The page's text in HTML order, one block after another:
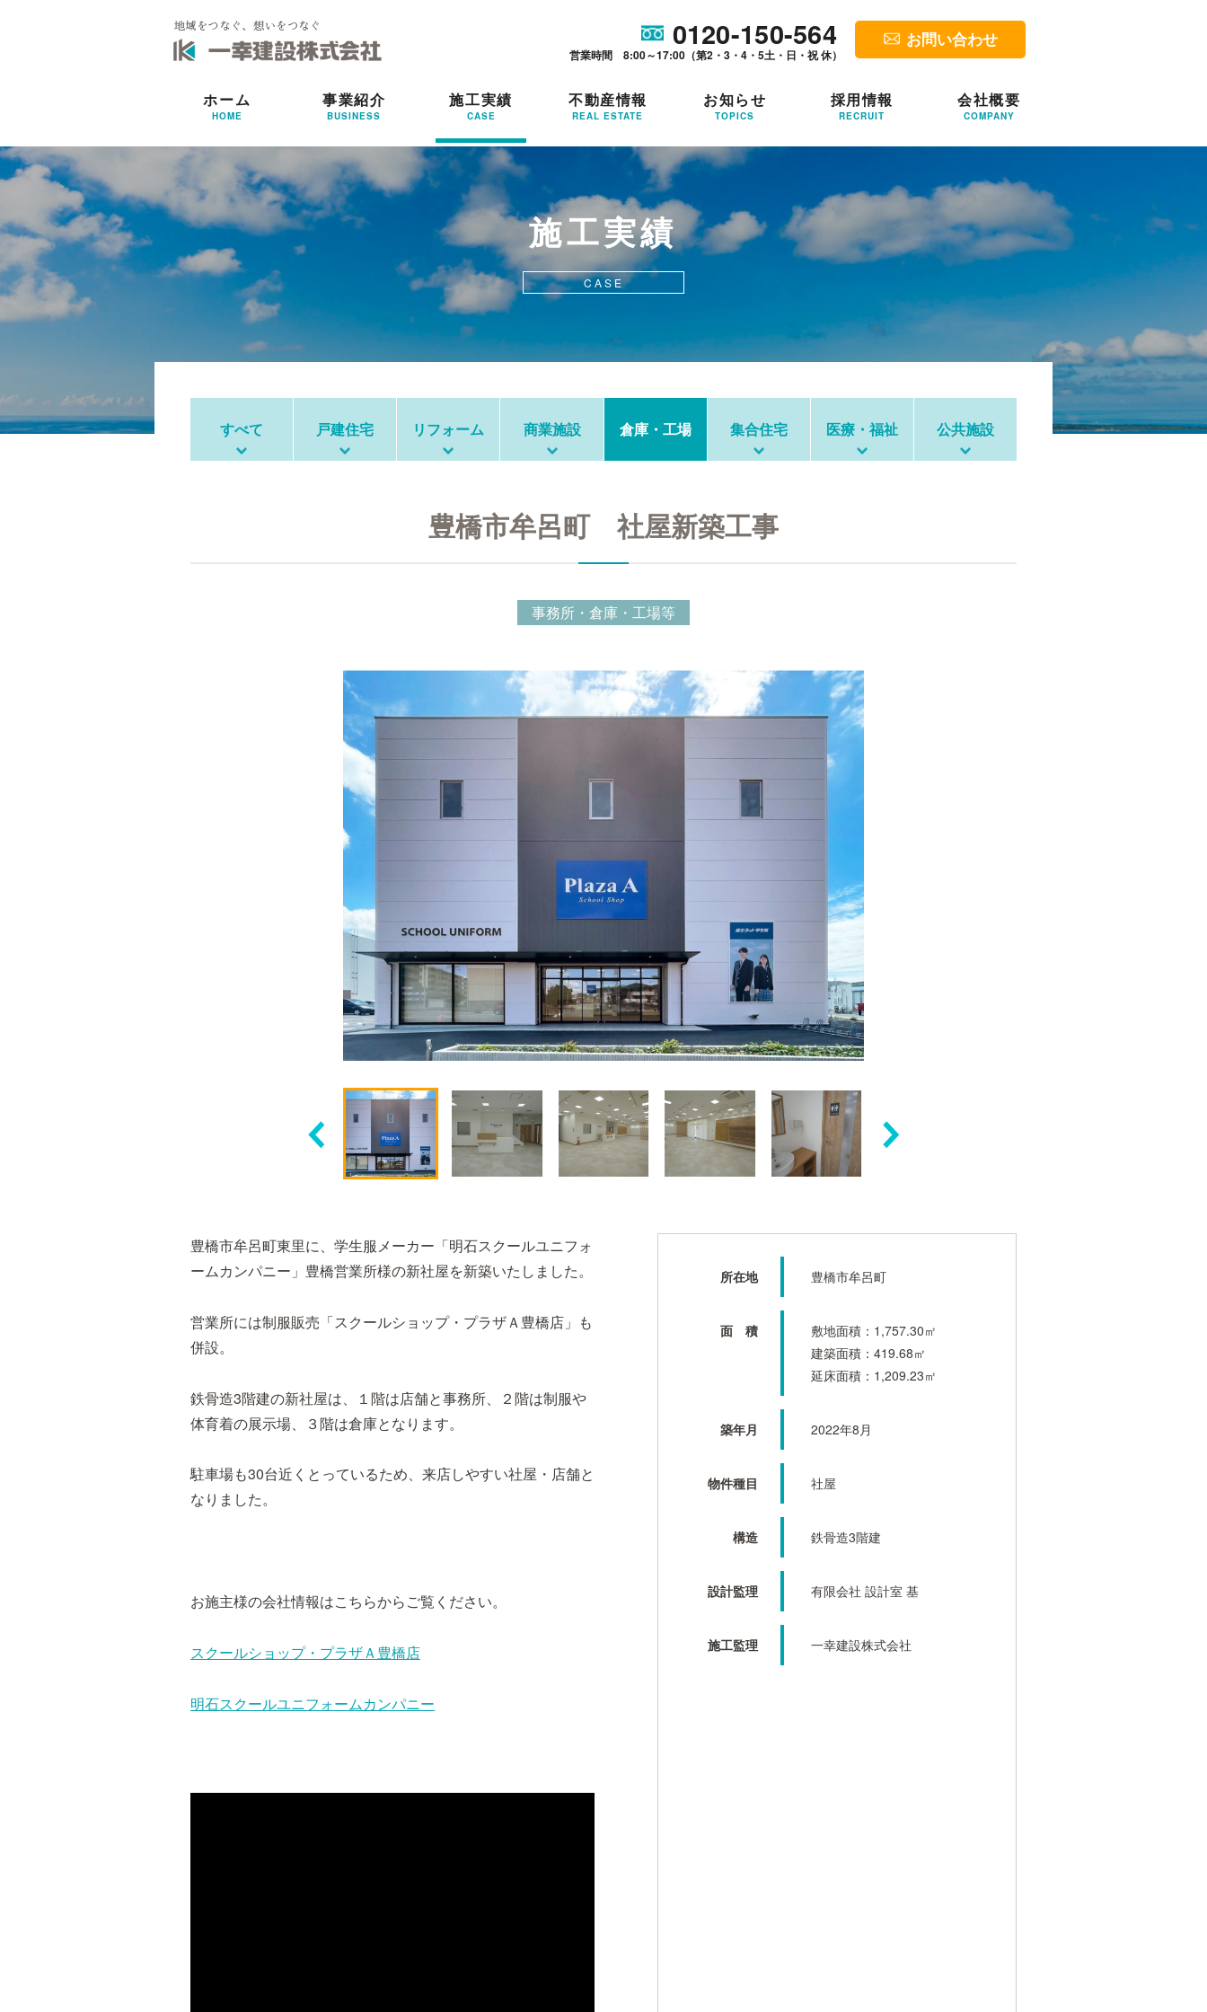
0120-150-564
営業時間 8:00～17:00（第2・3・4・5土・日・祝 休）
お問い合わせ
ホーム
HOME
事業紹介
BUSINESS
施工実績
CASE
不動産情報
REAL ESTATE
お知らせ
TOPICS
採用情報
RECRUIT
会社概要
COMPANY
施工実績
CASE
すべて 戸建住宅 リフォーム 商業施設 倉庫・工場 集合住宅 医療・福祉 公共施設
豊橋市牟呂町 社屋新築工事
事務所・倉庫・工場等
豊橋市牟呂町東里に、学生服メーカー「明石スクールユニフォ
ームカンパニー」豊橋営業所様の新社屋を新築いたしました。
営業所には制服販売「スクールショップ・プラザＡ豊橋店」も
併設。
鉄骨造3階建の新社屋は、１階は店舗と事務所、２階は制服や
体育着の展示場、３階は倉庫となります。
駐車場も30台近くとっているため、来店しやすい社屋・店舗と
なりました。
お施主様の会社情報はこちらからご覧ください。
スクールショップ・プラザＡ豊橋店
明石スクールユニフォームカンパニー
所在地 豊橋市牟呂町
面 積
敷地面積：1,757.30㎡
建築面積：419.68㎡
延床面積：1,209.23㎡
築年月 2022年8月
物件種目 社屋
構造 鉄骨造3階建
設計監理 有限会社 設計室 基
施工監理 一幸建設株式会社